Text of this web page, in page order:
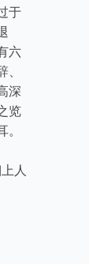
于
六
、
深
览
。
人